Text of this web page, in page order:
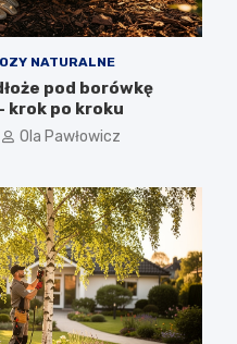
NATURALNE
pod borówkę
krok po kroku
Ola Pawłowicz